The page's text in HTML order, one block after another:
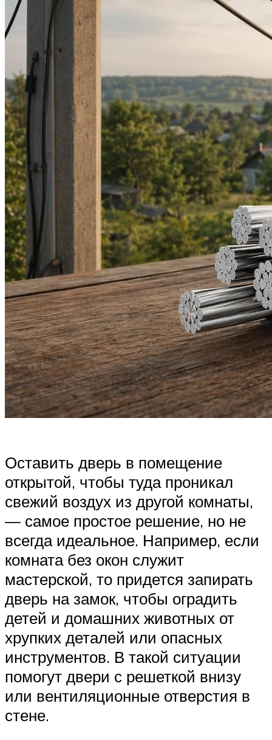
Оставить дверь в помещение
открытой, чтобы туда проникал
свежий воздух из другой комнаты,
— самое простое решение, но не
всегда идеальное. Например, если
комната без окон служит
мастерской, то придется запирать
дверь на замок, чтобы оградить
детей и домашних животных от
хрупких деталей или опасных
инструментов. В такой ситуации
помогут двери с решеткой внизу
или вентиляционные отверстия в
стене.